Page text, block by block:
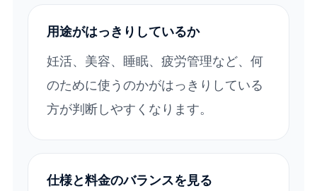
用途がはっきりしているか
妊活、美容、睡眠、疲労管理など、何
のために使うのかがはっきりしている
方が判断しやすくなります。
仕様と料金のバランスを見る